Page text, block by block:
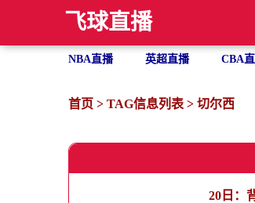
飞球直播
NBA直播 英超直播 CBA
首页 > TAG信息列表 > 切尔西
20日：